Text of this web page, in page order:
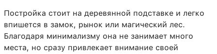
Постройка стоит на деревянной подставке и легко
впишется в замок, рынок или магический лес.
Благодаря минимализму она не занимает много
места, но сразу привлекает внимание своей